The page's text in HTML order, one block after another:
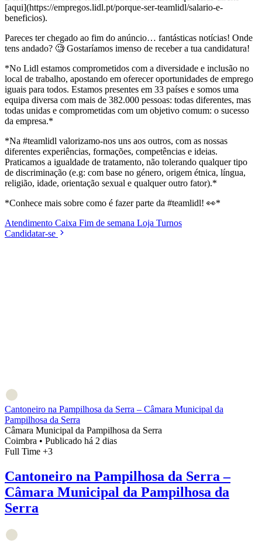
[aqui](https://empregos.lidl.pt/porque-ser-teamlidl/salario-e-
beneficios).
Pareces ter chegado ao fim do anúncio… fantásticas notícias! Onde
tens andado? 🧐 Gostaríamos imenso de receber a tua candidatura!
*No Lidl estamos comprometidos com a diversidade e inclusão no
local de trabalho, apostando em oferecer oportunidades de emprego
iguais para todos. Estamos presentes em 33 países e somos uma
equipa diversa com mais de 382.000 pessoas: todas diferentes, mas
todas unidas e comprometidas com um objetivo comum: o sucesso
da empresa.*
*Na #teamlidl valorizamo-nos uns aos outros, com as nossas
diferentes experiências, formações, competências e ideias.
Praticamos a igualdade de tratamento, não tolerando qualquer tipo
de discriminação (e.g: com base no género, origem étnica, língua,
religião, idade, orientação sexual e qualquer outro fator).*
*Conhece mais sobre como é fazer parte da #teamlidl! 👀*
Atendimento Caixa Fim de semana Loja Turnos
Candidatar-se
Cantoneiro na Pampilhosa da Serra – Câmara Municipal da
Pampilhosa da Serra
Câmara Municipal da Pampilhosa da Serra
Coimbra • Publicado há 2 dias
Full Time +3
Cantoneiro na Pampilhosa da Serra –
Câmara Municipal da Pampilhosa da
Serra